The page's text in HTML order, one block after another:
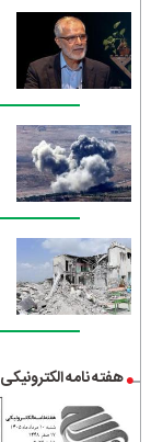
هفته نامه الکترونیکی